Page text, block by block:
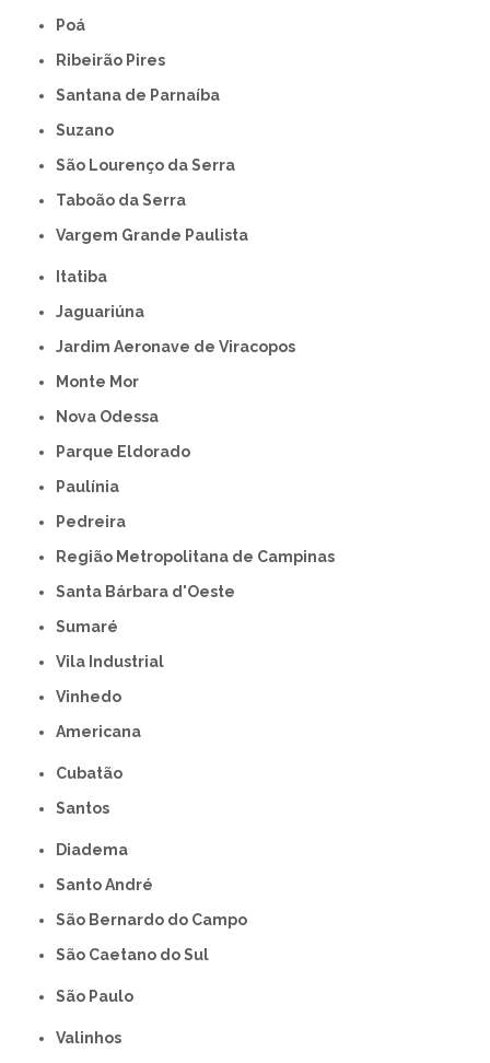
Poá
Ribeirão Pires
Santana de Parnaíba
Suzano
São Lourenço da Serra
Taboão da Serra
Vargem Grande Paulista
Itatiba
Jaguariúna
Jardim Aeronave de Viracopos
Monte Mor
Nova Odessa
Parque Eldorado
Paulínia
Pedreira
Região Metropolitana de Campinas
Santa Bárbara d'Oeste
Sumaré
Vila Industrial
Vinhedo
americana
Cubatão
Santos
Diadema
Santo André
São Bernardo do Campo
São Caetano do Sul
São Paulo
Valinhos